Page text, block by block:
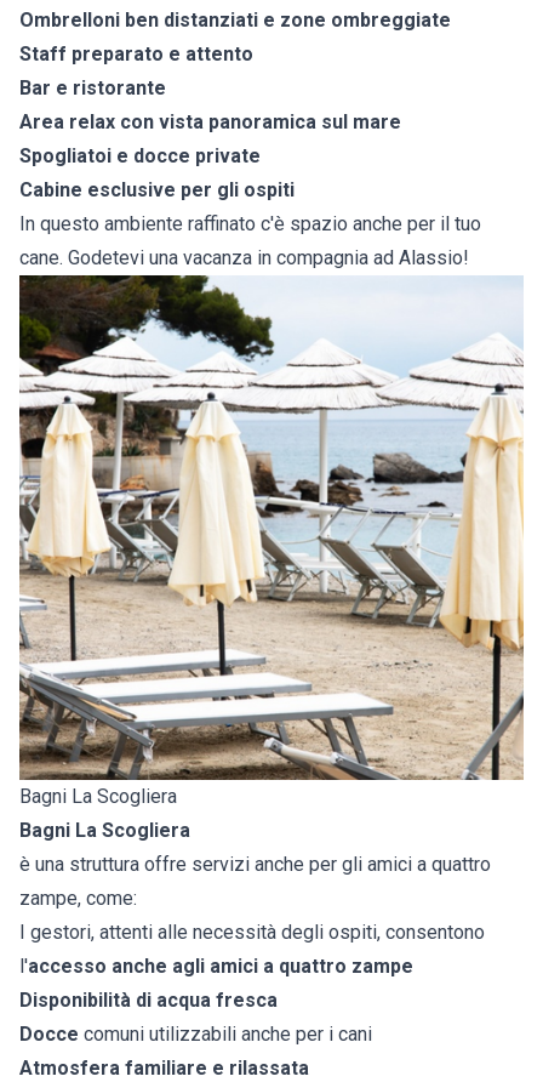
Ombrelloni ben distanziati e zone ombreggiate
Staff preparato e attento
Bar e ristorante
Area relax con vista panoramica sul mare
Spogliatoi e docce private
Cabine esclusive per gli ospiti
In questo ambiente raffinato c'è spazio anche per il tuo
cane. Godetevi una vacanza in compagnia ad Alassio!
Bagni La Scogliera
Bagni La Scogliera
è una struttura offre servizi anche per gli amici a quattro
zampe, come:
I gestori, attenti alle necessità degli ospiti, consentono
l'accesso anche agli amici a quattro zampe
Disponibilità di acqua fresca
Docce comuni utilizzabili anche per i cani
Atmosfera familiare e rilassata